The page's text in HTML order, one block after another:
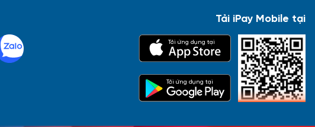
Tải iPay Mobile tại
Tải ứng dụng tại
Tải ứng dụng tại